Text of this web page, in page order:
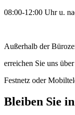
08:00-12:00 Uhr u.
Außerhalb der
erreichen Sie uns über
Festnetz oder
Bleiben Sie